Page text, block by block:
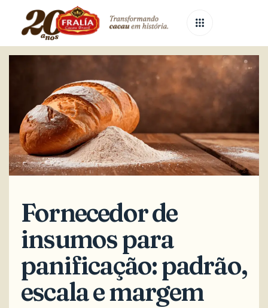
Fornecedor de
insumos para
panificação: padrão,
escala e margem